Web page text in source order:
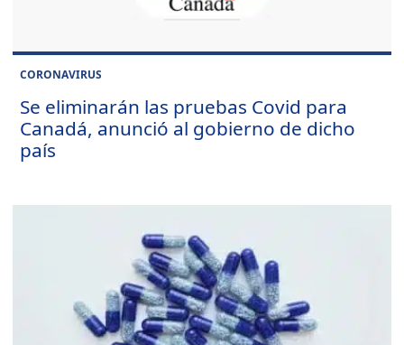
CORONAVIRUS
Se eliminarán las pruebas Covid para
Canadá, anunció al gobierno de dicho
país